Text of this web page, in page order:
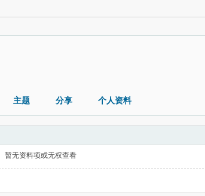
主题 分享 个人资料
暂无资料项或无权查看